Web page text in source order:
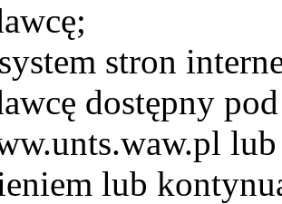
stron
dostępny
lub
lub